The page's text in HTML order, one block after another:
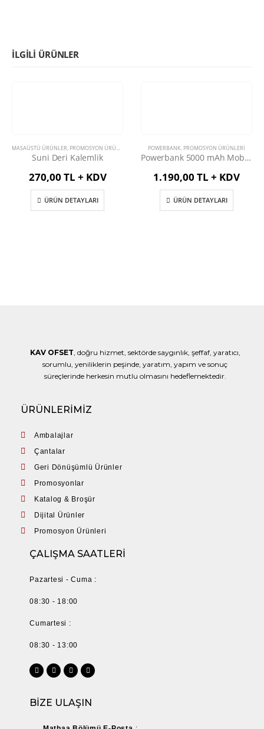
İLGILI ÜRÜNLER
MASAÜSTÜ ÜRÜNLER PROMOSYON ÜRÜNLERİ
Suni Deri Kalemlik
270,00 TL + KDV
ÜRÜN DETAYLARI
POWERBANK PROMOSYON ÜRÜNLERİ
Powerbank 5000 mAh Mobil Şarj Cihazı
1.190,00 TL + KDV
ÜRÜN DETAYLARI
KAV OFSET, doğru hizmet, sektörde saygınlık, şeffaf, yaratıcı,
sorumlu, yeniliklerin peşinde, yaratım, yapım ve sonuç
süreçlerinde herkesin mutlu olmasını hedeflemektedir.
ÜRÜNLERİMİZ
Ambalajlar
Çantalar
Geri Dönüşümlü Ürünler
Promosyonlar
Katalog & Broşür
Dijital Ürünler
Promosyon Ürünleri
ÇALIŞMA SAATLERİ
Pazartesi - Cuma :
08:30 - 18:00
Cumartesi :
08:30 - 13:00
BİZE ULAŞIN